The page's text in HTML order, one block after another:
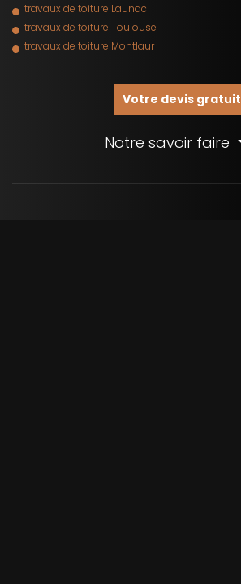
travaux de toiture Launac
travaux de toiture Toulouse
travaux de toiture Montlaur
Votre devis gratuit
Notre savoir faire